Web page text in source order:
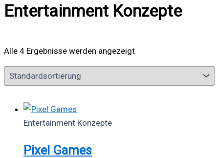
Entertainment Konzepte
Alle 4 Ergebnisse werden angezeigt
Entertainment Konzepte
Pixel Games